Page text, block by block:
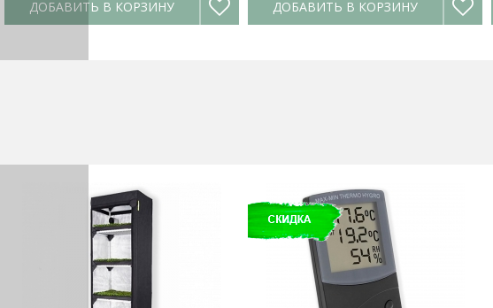
ДОБАВИТЬ В КОРЗИНУ ДОБАВИТЬ В КОРЗИНУ